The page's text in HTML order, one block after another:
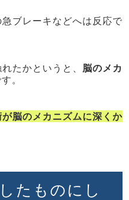
ブレーキなどへは反応で
たかというと、 脳のメカ
。
脳のメカニズムに深くか
たものにし